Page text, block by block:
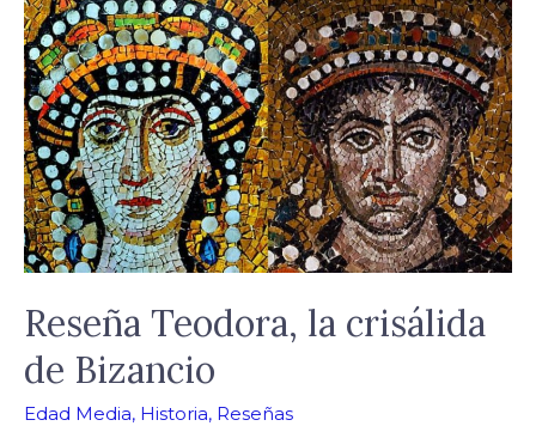
Reseña Teodora, la crisálida
de Bizancio
Edad Media, Historia, Reseñas
Reseña
Teodora,
la
crisálida
de
Bizancio